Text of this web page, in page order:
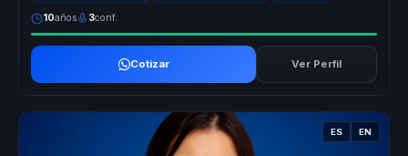
10años 3conf.
Cotizar Ver Perfil
ES EN